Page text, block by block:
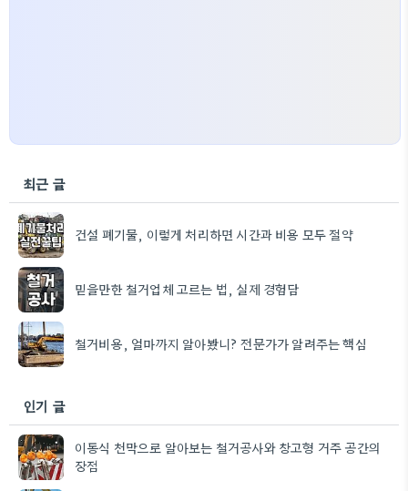
최근 글
건설 폐기물, 이렇게 처리하면 시간과 비용 모두 절약
믿을만한 철거업체 고르는 법, 실제 경험담
철거비용, 얼마까지 알아봤니? 전문가가 알려주는 핵심
인기 글
이동식 천막으로 알아보는 철거공사와 창고형 거주 공간의
장점